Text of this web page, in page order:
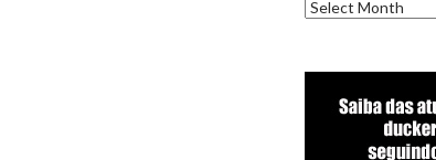
Archives